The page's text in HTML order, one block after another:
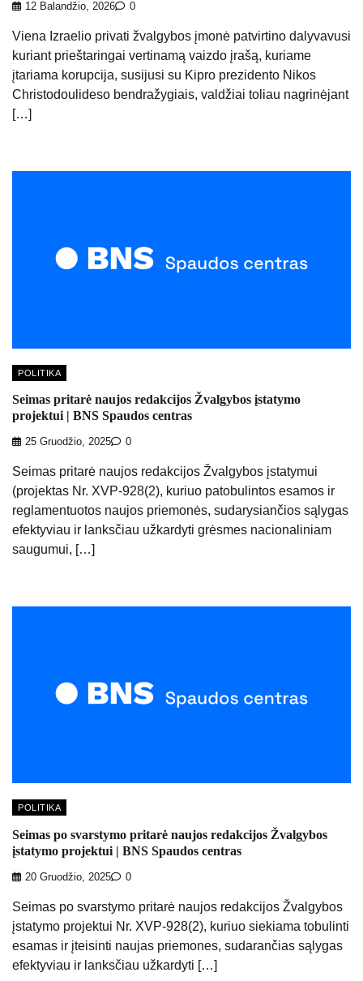
12 Balandžio, 2026 0
Viena Izraelio privati ​​žvalgybos įmonė patvirtino dalyvavusi
kuriant prieštaringai vertinamą vaizdo įrašą, kuriame
įtariama korupcija, susijusi su Kipro prezidento Nikos
Christodoulideso bendražygiais, valdžiai toliau nagrinėjant
[…]
POLITIKA
Seimas pritarė naujos redakcijos Žvalgybos įstatymo
projektui | BNS Spaudos centras
25 Gruodžio, 2025 0
Seimas pritarė naujos redakcijos Žvalgybos įstatymui
(projektas Nr. XVP-928(2), kuriuo patobulintos esamos ir
reglamentuotos naujos priemonės, sudarysiančios sąlygas
efektyviau ir lanksčiau užkardyti grėsmes nacionaliniam
saugumui, […]
POLITIKA
Seimas po svarstymo pritarė naujos redakcijos Žvalgybos
įstatymo projektui | BNS Spaudos centras
20 Gruodžio, 2025 0
Seimas po svarstymo pritarė naujos redakcijos Žvalgybos
įstatymo projektui Nr. XVP-928(2), kuriuo siekiama tobulinti
esamas ir įteisinti naujas priemones, sudarančias sąlygas
efektyviau ir lanksčiau užkardyti […]